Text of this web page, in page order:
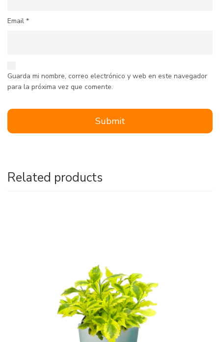
Email *
Guarda mi nombre, correo electrónico y web en este navegador
para la próxima vez que comente.
Related products